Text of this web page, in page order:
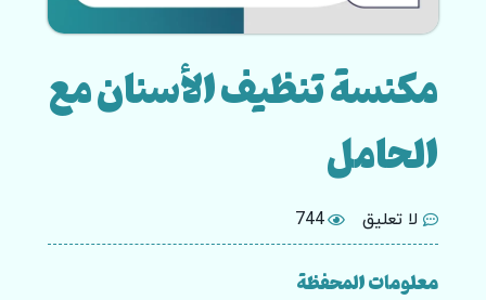
مكنسة تنظيف الأسنان مع
الحامل
لا تعليق 744
معلومات المحفظة